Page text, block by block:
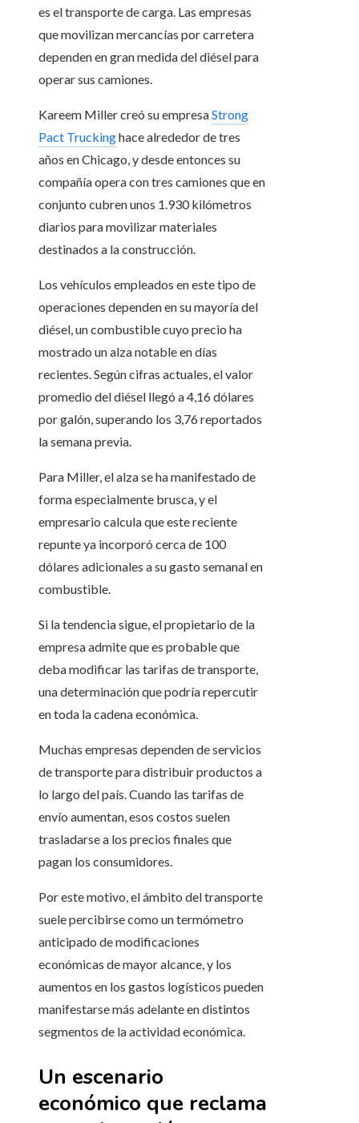
es el transporte de carga. Las empresas
que movilizan mercancías por carretera
dependen en gran medida del diésel para
operar sus camiones.
Kareem Miller creó su empresaStrong
Pact Truckinghace alrededor de tres
años en Chicago, y desde entonces su
compañía opera con tres camiones que en
conjunto cubren unos 1.930 kilómetros
diarios para movilizar materiales
destinados a la construcción.
Los vehículos empleados en este tipo de
operaciones dependen en su mayoría del
diésel, un combustible cuyo precio ha
mostrado un alza notable en días
recientes. Según cifras actuales, el valor
promedio del diésel llegó a 4,16 dólares
por galón, superando los 3,76 reportados
la semana previa.
Para Miller, el alza se ha manifestado de
forma especialmente brusca, y el
empresario calcula que este reciente
repunte ya incorporó cerca de 100
dólares adicionales a su gasto semanal en
combustible.
Si la tendencia sigue, el propietario de la
empresa admite que es probable que
deba modificar las tarifas de transporte,
una determinación que podría repercutir
en toda la cadena económica.
Muchas empresas dependen de servicios
de transporte para distribuir productos a
lo largo del país. Cuando las tarifas de
envío aumentan, esos costos suelen
trasladarse a los precios finales que
pagan los consumidores.
Por este motivo, el ámbito del transporte
suele percibirse como un termómetro
anticipado de modificaciones
económicas de mayor alcance, y los
aumentos en los gastos logísticos pueden
manifestarse más adelante en distintos
segmentos de la actividad económica.
Un escenario
económico que reclama